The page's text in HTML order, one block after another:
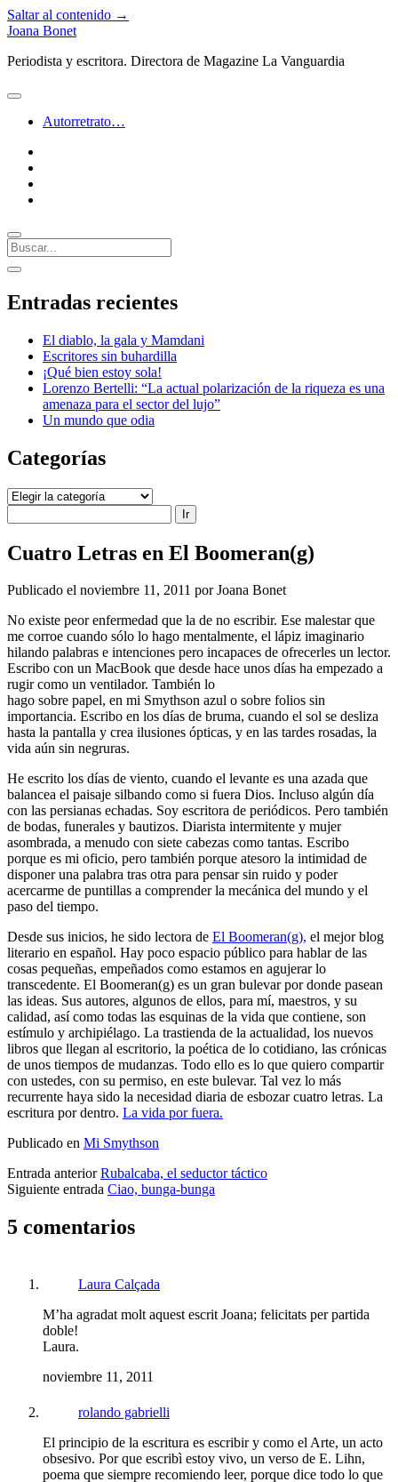
Saltar al contenido →
Joana Bonet
Periodista y escritora. Directora de Magazine La Vanguardia
abrir
Autorretrato…
Buscar
Barra
lateral
abrir
lateral
Entradas recientes
El diablo, la gala y Mamdani
Escritores sin buhardilla
¡Qué bien estoy sola!
Lorenzo Bertelli: “La actual polarización de la riqueza es una
amenaza para el sector del lujo”
Un mundo que odia
Categorías
Categorías
Cuatro Letras en El Boomeran(g)
Publicado el noviembre 11, 2011 por Joana Bonet
No existe peor enfermedad que la de no escribir. Ese malestar que
me corroe cuando sólo lo hago mentalmente, el lápiz imaginario
hilando palabras e intenciones pero incapaces de ofrecerles un lector.
Escribo con un MacBook que desde hace unos días ha empezado a
rugir como un ventilador. También lo
hago sobre papel, en mi Smythson azul o sobre folios sin
importancia. Escribo en los días de bruma, cuando el sol se desliza
hasta la pantalla y crea ilusiones ópticas, y en las tardes rosadas, la
vida aún sin negruras.
He escrito los días de viento, cuando el levante es una azada que
balancea el paisaje silbando como si fuera Dios. Incluso algún día
con las persianas echadas. Soy escritora de periódicos. Pero también
de bodas, funerales y bautizos. Diarista intermitente y mujer
asombrada, a menudo con siete cabezas como tantas. Escribo
porque es mi oficio, pero también porque atesoro la intimidad de
disponer una palabra tras otra para pensar sin ruido y poder
acercarme de puntillas a comprender la mecánica del mundo y el
paso del tiempo.
Desde sus inicios, he sido lectora de El Boomeran(g), el mejor blog
literario en español. Hay poco espacio público para hablar de las
cosas pequeñas, empeñados como estamos en agujerar lo
transcedente. El Boomeran(g) es un gran bulevar por donde pasean
las ideas. Sus autores, algunos de ellos, para mí, maestros, y su
calidad, así como todas las esquinas de la vida que contiene, son
estímulo y archipiélago. La trastienda de la actualidad, los nuevos
libros que llegan al escritorio, la poética de lo cotidiano, las crónicas
de unos tiempos de mudanzas. Todo ello es lo que quiero compartir
con ustedes, con su permiso, en este bulevar. Tal vez lo más
recurrente haya sido la necesidad diaria de esbozar cuatro letras. La
escritura por dentro. La vida por fuera.
Publicado en Mi Smythson
Entrada anterior Rubalcaba, el seductor táctico
Siguiente entrada Ciao, bunga-bunga
5 comentarios
Laura Calçada
M’ha agradat molt aquest escrit Joana; felicitats per partida
doble!
Laura.
noviembre 11, 2011
rolando gabrielli
El principio de la escritura es escribir y como el Arte, un acto
obsesivo. Por que escribì estoy vivo, un verso de E. Lihn,
poema que siempre recomiendo leer, porque dice todo lo que